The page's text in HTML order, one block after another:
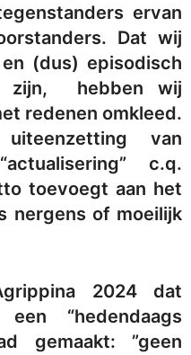
ervan
Dat wij
(dus) episodisch
zijn, hebben wij
redenen omkleed.
van
c.q.
toevoegt aan het
nergens of moeilijk
2024 dat
“hedendaags
gemaakt: ”geen